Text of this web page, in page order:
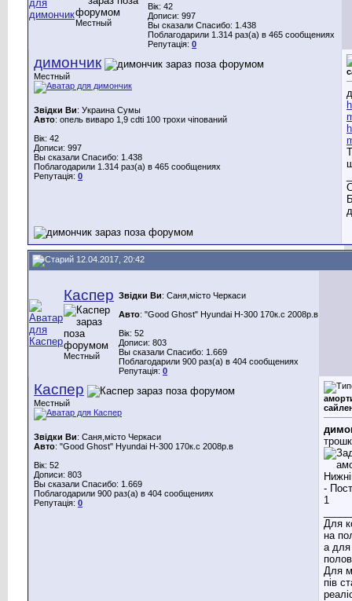
Местный
Вік: 42
Дописи: 997
Вы сказали Спасибо: 1.438
Поблагодарили 1.314 раз(а) в 465 сообщениях
Репутація: 0
димончик
Местный
Звідки Ви: Украина Сумы
Авто: опель виваро 1,9 cdti 100 трохи чіпований
Вік: 42
Дописи: 997
Вы сказали Спасибо: 1.438
Поблагодарили 1.314 раз(а) в 465 сообщениях
Репутація: 0
12.04.2017, 20:42
Каспер
Местный
Звідки Ви: Саня,місто Черкаси
Авто: "Good Ghost" Hyundai H-300 170к.с 2008р.в
Вік: 52
Дописи: 803
Вы сказали Спасибо: 1.669
Поблагодарили 900 раз(а) в 404 сообщениях
Репутація: 0
Каспер
Местный
Звідки Ви: Саня,місто Черкаси
Авто: "Good Ghost" Hyundai H-300 170к.с 2008р.в
Вік: 52
Дописи: 803
Вы сказали Спасибо: 1.669
Поблагодарили 900 раз(а) в 404 сообщениях
Репутація: 0
Для
на
а для
Для
пів